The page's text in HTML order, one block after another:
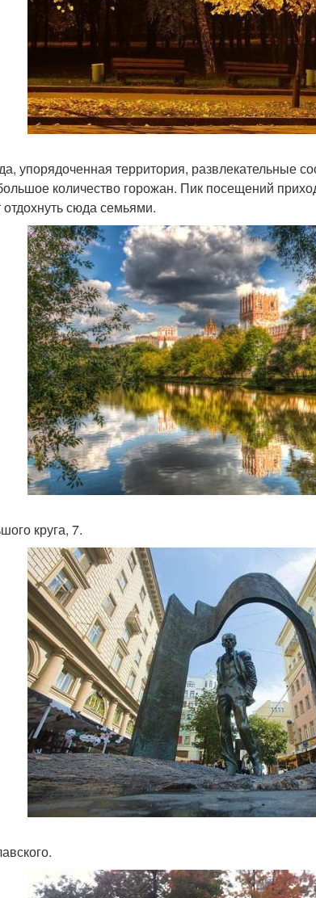
упорядоченная территория, развлекательные
количество горожан. Пик посещений
сюда семьями.
круга, 7.